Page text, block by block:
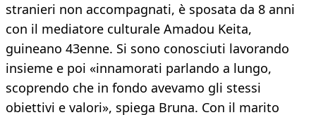
stranieri non accompagnati, è sposata da 8 anni
con il mediatore culturale Amadou Keita,
guineano 43enne. Si sono conosciuti lavorando
insieme e poi «innamorati parlando a lungo,
scoprendo che in fondo avevamo gli stessi
obiettivi e valori», spiega Bruna. Con il marito